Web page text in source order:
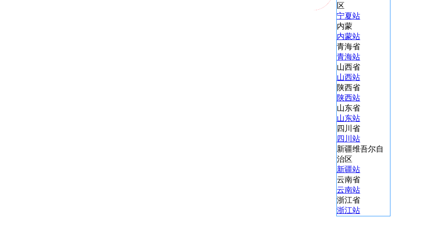
区
宁夏站
内蒙
内蒙站
青海省
青海站
山西省
山西站
陕西省
陕西站
山东省
山东站
四川省
四川站
新疆维吾尔自
治区
新疆站
云南省
云南站
浙江省
浙江站